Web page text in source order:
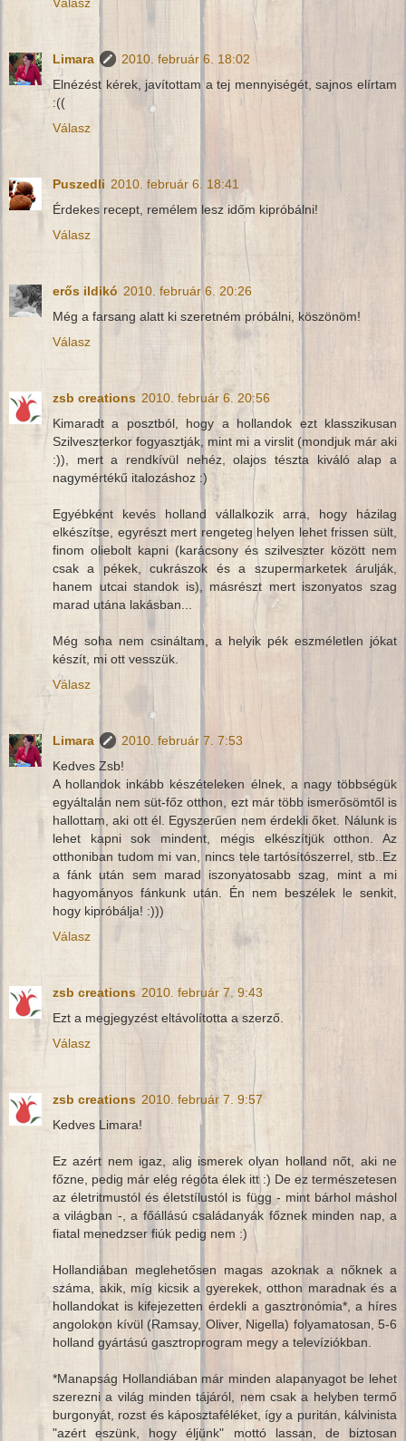
Limara
2010. február 6. 18:02
Elnézést kérek, javítottam a tej mennyiségét, sajnos elírtam
:((
Válasz
Puszedli 2010. február 6. 18:41
Érdekes recept, remélem lesz időm kipróbálni!
Válasz
erős ildikó 2010. február 6. 20:26
Még a farsang alatt ki szeretném próbálni, köszönöm!
Válasz
zsb creations 2010. február 6. 20:56
Kimaradt a posztból, hogy a hollandok ezt klasszikusan
Szilveszterkor fogyasztják, mint mi a virslit (mondjuk már aki
:)), mert a rendkívül nehéz, olajos tészta kiváló alap a
nagymértékű italozáshoz :)
Egyébként kevés holland vállalkozik arra, hogy házilag
elkészítse, egyrészt mert rengeteg helyen lehet frissen sült,
finom oliebolt kapni (karácsony és szilveszter között nem
csak a pékek, cukrászok és a szupermarketek árulják,
hanem utcai standok is), másrészt mert iszonyatos szag
marad utána lakásban...
Még soha nem csináltam, a helyik pék eszméletlen jókat
készít, mi ott vesszük.
Válasz
Limara
2010. február 7. 7:53
Kedves Zsb!
A hollandok inkább készételeken élnek, a nagy többségük
egyáltalán nem süt-főz otthon, ezt már több ismerősömtől is
hallottam, aki ott él. Egyszerűen nem érdekli őket. Nálunk is
lehet kapni sok mindent, mégis elkészítjük otthon. Az
otthoniban tudom mi van, nincs tele tartósítószerrel, stb..Ez
a fánk után sem marad iszonyatosabb szag, mint a mi
hagyományos fánkunk után. Én nem beszélek le senkit,
hogy kipróbálja! :)))
Válasz
zsb creations 2010. február 7. 9:43
Ezt a megjegyzést eltávolította a szerző.
Válasz
zsb creations 2010. február 7. 9:57
Kedves Limara!
Ez azért nem igaz, alig ismerek olyan holland nőt, aki ne
főzne, pedig már elég régóta élek itt :) De ez természetesen
az életritmustól és életstílustól is függ - mint bárhol máshol
a világban -, a főállású családanyák főznek minden nap, a
fiatal menedzser fiúk pedig nem :)
Hollandiában meglehetősen magas azoknak a nőknek a
száma, akik, míg kicsik a gyerekek, otthon maradnak és a
hollandokat is kifejezetten érdekli a gasztronómia*, a híres
angolokon kívül (Ramsay, Oliver, Nigella) folyamatosan, 5-6
holland gyártású gasztroprogram megy a televíziókban.
*Manapság Hollandiában már minden alapanyagot be lehet
szerezni a világ minden tájáról, nem csak a helyben termő
burgonyát, rozst és káposztaféléket, így a puritán, kálvinista
"azért eszünk, hogy éljünk" mottó lassan, de biztosan